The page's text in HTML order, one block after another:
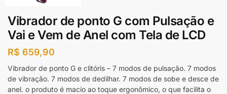
Vibrador de ponto G com Pulsação e
Vai e Vem de Anel com Tela de LCD
R$ 659,90
Vibrador de ponto G e clitóris – 7 modos de pulsação. 7 modos
de vibração. 7 modos de dedilhar. 7 modos de sobe e desce de
anel. o produto é macio ao toque ergonômico, o que facilita o